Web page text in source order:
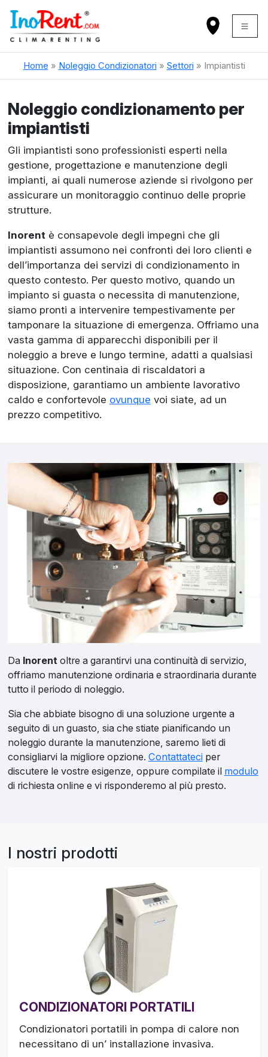
Home » Noleggio Condizionatori » Settori » Impiantisti
Noleggio condizionamento per
impiantisti
Gli impiantisti sono professionisti esperti nella
gestione, progettazione e manutenzione degli
impianti, ai quali numerose aziende si rivolgono per
assicurare un monitoraggio continuo delle proprie
strutture.
Inorentè consapevole degli impegni che gli
impiantisti assumono nei confronti dei loro clienti e
dell’importanza dei servizi di condizionamento in
questo contesto. Per questo motivo, quando un
impianto si guasta o necessita di manutenzione,
siamo pronti a intervenire tempestivamente per
tamponare la situazione di emergenza. Offriamo una
vasta gamma di apparecchi disponibili per il
noleggio a breve e lungo termine, adatti a qualsiasi
situazione. Con centinaia di riscaldatori a
disposizione, garantiamo un ambiente lavorativo
caldo e confortevole ovunque voi siate, ad un
prezzo competitivo.
Da Inorent oltre a garantirvi una continuità di servizio,
offriamo manutenzione ordinaria e straordinaria durante
tutto il periodo di noleggio.
Sia che abbiate bisogno di una soluzione urgente a
seguito di un guasto, sia che stiate pianificando un
noleggio durante la manutenzione, saremo lieti di
consigliarvi la migliore opzione. Contattateciper
discutere le vostre esigenze, oppure compilate il modulo
di richiesta online e vi risponderemo al più presto.
I nostri prodotti
CONDIZIONATORI PORTATILI
Condizionatori portatili in pompa di calore non
necessitano di un’ installazione invasiva.